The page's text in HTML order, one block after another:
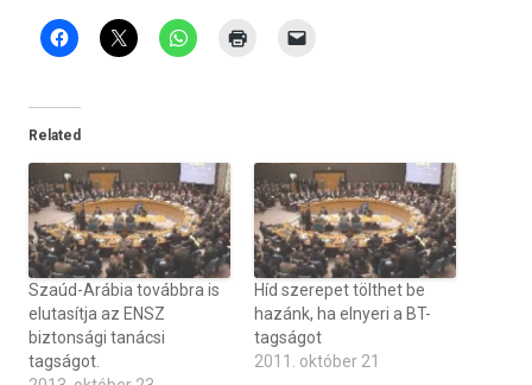
Related
Szaúd-Arábia továbbra is
elutasítja az ENSZ
biztonsági tanácsi
tagságot.
Híd szerepet tölthet be
hazánk, ha elnyeri a BT-
tagságot
2011. október 21